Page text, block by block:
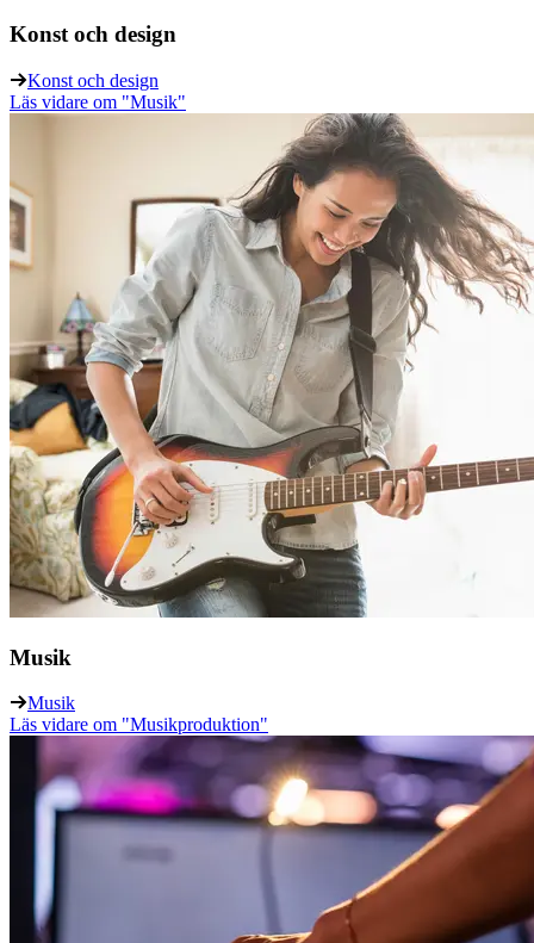
Konst och design
Konst och design
Läs vidare om "Musik"
Musik
Musik
Läs vidare om "Musikproduktion"